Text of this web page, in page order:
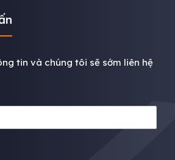
tin và chúng tôi sẽ sớm liên hệ